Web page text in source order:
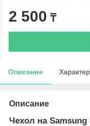
2 500 ₸
Описание
Описание
Чехол на